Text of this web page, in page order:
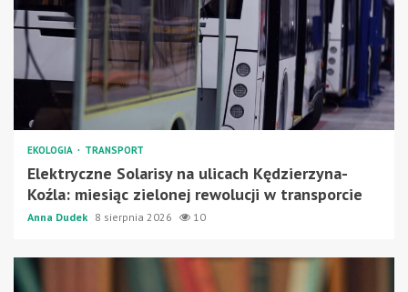
EKOLOGIA TRANSPORT
Elektryczne Solarisy na ulicach Kędzierzyna-
Koźla: miesiąc zielonej rewolucji w transporcie
Anna Dudek 8 sierpnia 2026 10